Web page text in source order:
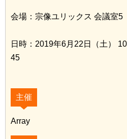
会場：宗像ユリックス 会議室5
日時：2019年6月22日（土）
45
主催
Array